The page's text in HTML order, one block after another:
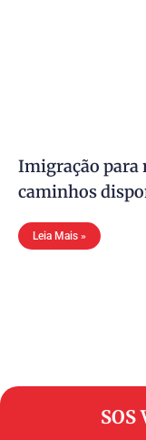
Imigração para
caminhos
Leia Mais »